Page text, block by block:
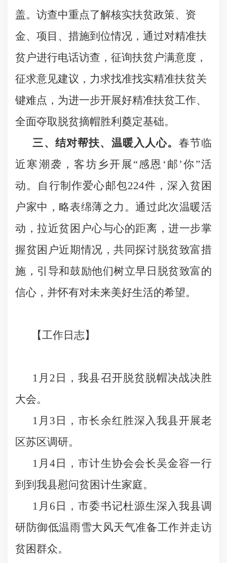
盖。访查中重点了解核实扶贫政策、资
金、项目、措施到位情况，通过对精准扶
贫户进行电话访查，征询扶贫户满意度，
征求意见建议，力求找准找实精准扶贫关
键难点，为进一步开展好精准扶贫工作、
全面夺取脱贫摘帽胜利奠定基础。
三、结对帮扶、温暖入人心。 春节临
近寒潮袭，客坊乡开展“感恩 ‘ 邮’你”活
动。自行制作爱心邮包224件，深入贫困
户家中，略表绵薄之力。通过此次温暖活
动，拉近贫困户心与心的距离，进一步掌
握贫困户近期情况，共同探讨脱贫致富措
施，引导和鼓励他们树立早日脱贫致富的
信心，并怀有对未来美好生活的希望。
【工作日志】
1 月 2 日
，我县召开脱贫脱帽决战决胜
大会。
1 月 3 日 ，市长余红胜深入我县开展老
区苏区调研。
1 月4 日 ，市计生协会会长吴金容一行
到到我县慰问贫困计生家庭。
1 月 6 日
，市委书记杜源生深入我县调
研防御低温雨雪大风天气准备工作并走访
贫困群众。